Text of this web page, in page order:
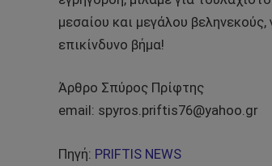
μεσαίου και μεγάλου
επικίνδυνο βήμα!
Άρθρο Σπύρος Πρίφτης
email: spyros.priftis76@yahoo.gr
Πηγή: PRIFTIS NEWS